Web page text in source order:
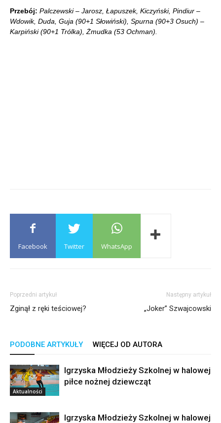
Przebój: Palczewski – Jarosz, Łapuszek, Kiczyński, Pindiur –
Wdowik, Duda, Guja (90+1 Słowiński), Spurna (90+3 Osuch) –
Karpiński (90+1 Trólka), Żmudka (53 Ochman).
Facebook Twitter WhatsApp
Poprzedni artykuł
Zginął z ręki teściowej?
Następny artykuł
„Joker” Szwajcowski
PODOBNE ARTYKUŁY WIĘCEJ OD AUTORA
Aktualności
Igrzyska Młodzieży Szkolnej w halowej
piłce nożnej dziewcząt
Igrzyska Młodzieży Szkolnej w halowej